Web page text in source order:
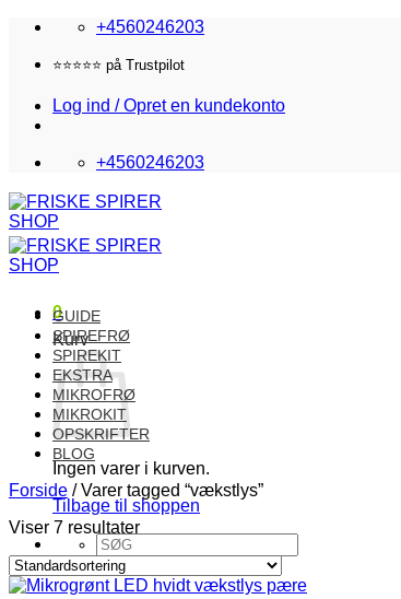
Fortsæt
indhold
+4560246203
⭐️⭐️⭐️⭐️⭐️ på Trustpilot
Log ind / Opret en kundekonto
+4560246203
0
Kurv
Ingen varer i kurven.
Tilbage til shoppen
Søg
efter:
GUIDE
SPIREFRØ
SPIREKIT
EKSTRA
MIKROFRØ
MIKROKIT
OPSKRIFTER
BLOG
Forside /Varer tagged “vækstlys”
Viser 7 resultater